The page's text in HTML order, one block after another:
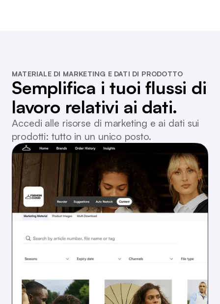
MATERIALE DI MARKETING E DATI DI PRODOTTO
Semplifica i tuoi flussi di
lavoro relativi ai dati.
Accedi alle risorse di marketing e ai dati sui
prodotti: tutto in un unico posto.